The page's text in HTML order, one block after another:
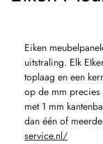
Eiken
uitstraling. Elk
toplaag en een
op de mm precies
met 1 mm
dan één of
service.nl/